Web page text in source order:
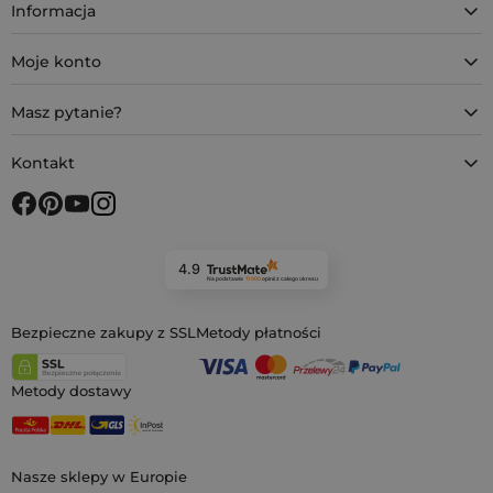
Nasze sklepy w Europie
Informacja
Moje konto
Masz pytanie?
Kontakt
4.9
Na podstawie 11 900opiniiz całego okresu
Bezpieczne zakupy z SSLMetody płatności
Metody dostawy